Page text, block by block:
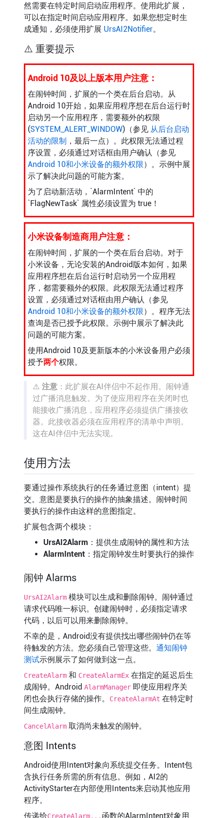
然需要在特定时间启动应用程序。使用此扩展，
可以在指定时间启动应用程序。如果您想定时生
成通知，必须使用扩展 UrsAI2Notifier。
⚠️ 重要提示
Android 10及以上版本用户注意：
在闹钟时间，扩展的一个类在后台启动。从
Android 10开始，如果应用程序想在后台运行时
启动另一个应用程序，需要额外的权限
(SYSTEM_ALERT_WINDOW)（参见 从后台启动
活动的限制 ，最后一点）。此权限无法通过程
序设置，必须通过对话框由用户确认（参见
Android 10和小米设备的额外权限）。示例中展
示了解决此问题的可能方案。
为了启动新活动，`AlarmIntent` 中的
`FlagNewTask` 属性必须设置为 true！
小米设备制造商用户注意：
在闹钟时间，扩展的一个类在后台启动。对于
小米设备，无论安装的Android版本如何，如果
应用程序想在后台运行时启动另一个应用程
序，都需要额外的权限。此权限无法通过程序
设置，必须通过对话框由用户确认（参见
Android 10和小米设备的额外权限）。程序无法
查询是否已授予此权限。示例中展示了解决此
问题的可能方案。
使用Android 10及更新版本的小米设备用户必须
授予两个权限。
⚠️ 注意：此扩展在AI伴侣中不起作用。闹钟通
过广播消息触发。为了使应用程序在关闭时也
能接收广播消息，应用程序必须提供广播接收
器。此接收器必须在应用程序的清单中声明。
这在AI伴侣中无法实现。
使用方法
要通过操作系统执行的任务通过意图（intent）提
交。意图是要执行的操作的抽象描述。闹钟时间
要执行的操作由这样的意图指定。
扩展包含两个模块：
UrsAI2Alarm ：提供生成闹钟的属性和方法
AlarmIntent ：指定闹钟发生时要执行的操作
闹钟 Alarms
UrsAI2Alarm模块可以生成和删除闹钟。闹钟通过
请求代码唯一标识。创建闹钟时，必须指定请求
代码，以后可以用来删除闹钟。
不幸的是，Android没有提供找出哪些闹钟仍在等
待触发的方法。您必须自己管理这些。 通知闹钟
测试示例展示了如何做到这一点。
CreateAlarm和 CreateAlarmEx在指定的延迟后生
成闹钟。Android AlarmManager即使应用程序关
闭也会执行存储的操作。
CreateAlarmAt 在特定时
间生成闹钟。
CancelAlarm取消尚未触发的闹钟。
意图 Intents
Android使用Intent对象向系统提交任务。Intent包
含执行任务所需的所有信息。例如，AI2的
ActivityStarter在内部使用Intents来启动其他应用
程序。
传递给CreateAlarm... 函数的AlarmIntent对象用